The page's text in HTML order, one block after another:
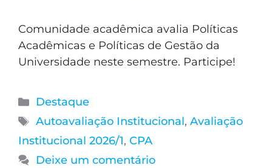
Comunidade acadêmica avalia Políticas
Acadêmicas e Políticas de Gestão da
Universidade neste semestre. Participe!
Destaque
Autoavaliação Institucional, Avaliação
Institucional 2026/1, CPA
Deixe um comentário